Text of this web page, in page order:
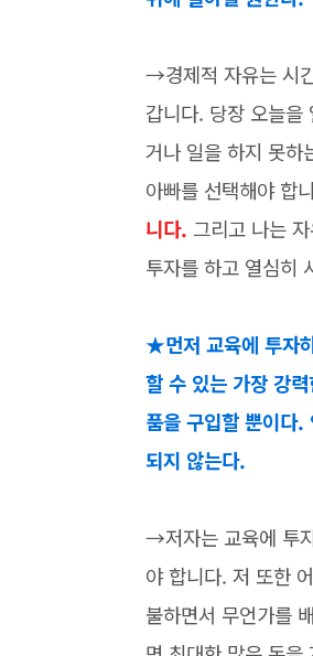
→경제적 자유는 시
갑니다. 당장 오늘을
거나 일을 하지 못하
아빠를 선택해야 합
니다. 그리고 나는
투자를 하고 열심히
★먼저 교육에 투자
할 수 있는 가장 강
품을 구입할 뿐이다
되지 않는다.
→저자는 교육에 투
야 합니다. 저 또한
불하면서 무언가를